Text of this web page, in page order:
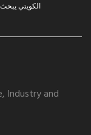
الكويتي يبحث
Industry and